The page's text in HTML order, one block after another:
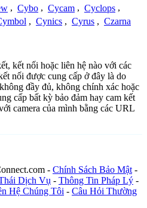
, Cybo , Cycam , Cyclops ,
, Cynics , Cyrus , Czarna
kết nối hoặc liên hệ nào với các
nối được cung cấp ở đây là do
đầy đủ, không chính xác hoặc
cấp bất kỳ bảo đảm hay cam kết
camera của mình bằng các URL
- Chính Sách Bảo Mật -
Dịch Vụ - Thông Tin Pháp Lý -
Hệ Chúng Tôi - Câu Hỏi Thường